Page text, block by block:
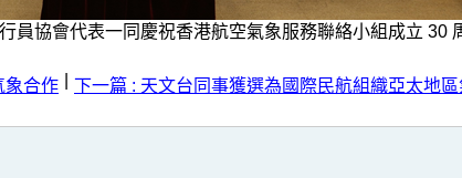
員協會代表一同慶祝香港航空氣象服務聯絡小組成立 30
象合作 下一篇 : 天文台同事獲選為國際民航組織亞太地